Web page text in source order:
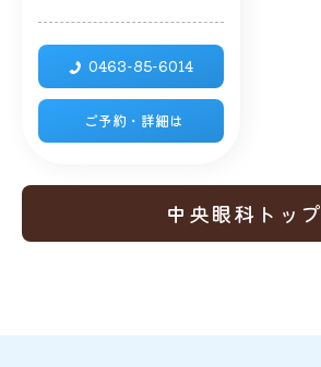
0463-85-6014
ご予約・詳細は
中央眼科トップ